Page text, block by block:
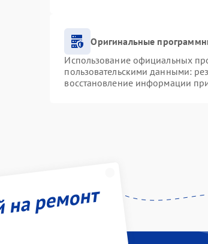
Оригинальные
Использование официальных
пользовательскими данными:
восстановление информации
ремонт